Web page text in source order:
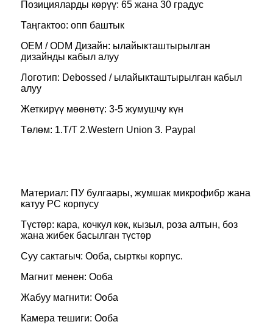
Позицияларды көрүү: 65 жана 30 градус
Таңгактоо: опп баштык
OEM / ODM Дизайн: ылайыкташтырылган
дизайнды кабыл алуу
Логотип: Debossed / ылайыкташтырылган кабыл
алуу
Жеткирүү мөөнөтү: 3-5 жумушчу күн
Төлөм: 1.T/T 2.Western Union 3. Paypal
Материал: ПУ булгаары, жумшак микрофибр жана
катуу PC корпусу
Түстөр: кара, кочкул көк, кызыл, роза алтын, боз
жана жибек басылган түстөр
Суу сактагыч: Ооба, сырткы корпус.
Магнит менен: Ооба
Жабуу магнити: Ооба
Камера тешиги: Ооба